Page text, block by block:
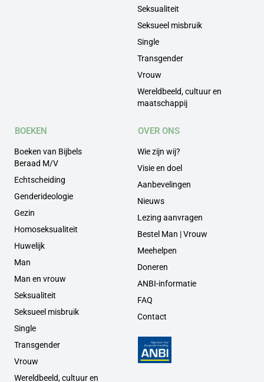
Seksualiteit
Seksueel misbruik
Single
Transgender
Vrouw
Wereldbeeld, cultuur en
maatschappij
BOEKEN
Boeken van Bijbels
Beraad M/V
Echtscheiding
Genderideologie
Gezin
Homoseksualiteit
Huwelijk
Man
Man en vrouw
Seksualiteit
Seksueel misbruik
Single
Transgender
Vrouw
Wereldbeeld, cultuur en
OVER ONS
Wie zijn wij?
Visie en doel
Aanbevelingen
Nieuws
Lezing aanvragen
Bestel Man | Vrouw
Meehelpen
Doneren
ANBI-informatie
FAQ
Contact